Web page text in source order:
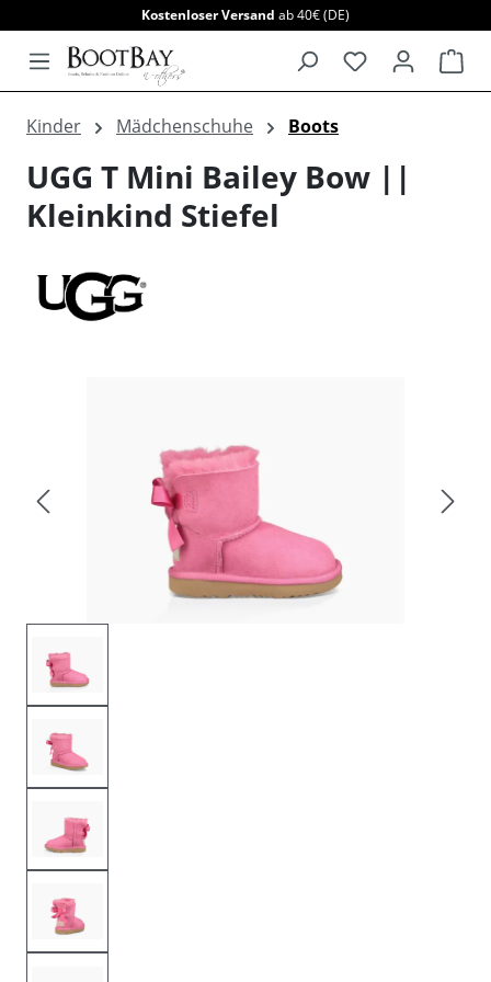
Kostenloser Versand ab 40€ (DE)
Kinder Mädchenschuhe Boots
UGG T Mini Bailey Bow ||
Kleinkind Stiefel